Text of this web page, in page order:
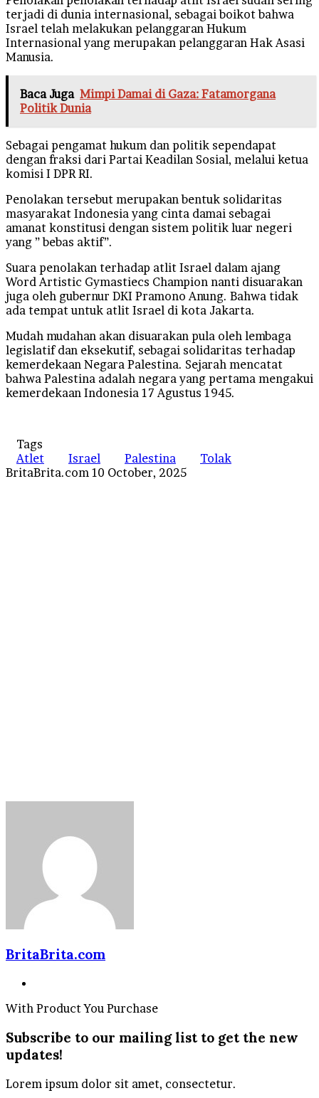
terjadi di dunia internasional, sebagai boikot bahwa
Israel telah melakukan pelanggaran Hukum
Internasional yang merupakan pelanggaran Hak Asasi
Manusia.
Baca Juga Mimpi Damai di Gaza: Fatamorgana
Politik Dunia
Sebagai pengamat hukum dan politik sependapat
dengan fraksi dari Partai Keadilan Sosial, melalui ketua
komisi I DPR RI.
Penolakan tersebut merupakan bentuk solidaritas
masyarakat Indonesia yang cinta damai sebagai
amanat konstitusi dengan sistem politik luar negeri
yang ” bebas aktif”.
Suara penolakan terhadap atlit Israel dalam ajang
Word Artistic Gymastiecs Champion nanti disuarakan
juga oleh gubernur DKI Pramono Anung. Bahwa tidak
ada tempat untuk atlit Israel di kota Jakarta.
Mudah mudahan akan disuarakan pula oleh lembaga
legislatif dan eksekutif, sebagai solidaritas terhadap
kemerdekaan Negara Palestina. Sejarah mencatat
bahwa Palestina adalah negara yang pertama mengakui
kemerdekaan Indonesia 17 Agustus 1945.
Tags
Atlet
Israel Palestina
Tolak
BritaBrita.com Send
10 October, 2025
BritaBrita.com
With Product You Purchase
Subscribe to our mailing list to get the new
updates!
Lorem ipsum dolor sit amet, consectetur.